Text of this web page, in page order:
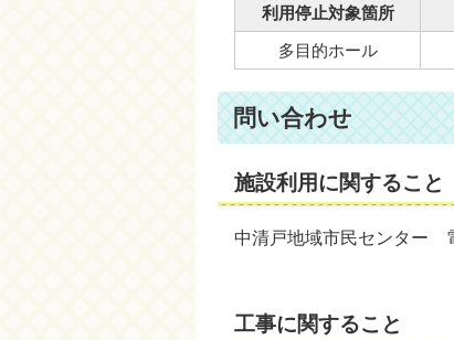
利用停止対象箇所
多目的ホール
問い合わせ
施設利用に関すること
中清戸地域市民センター
工事に関すること